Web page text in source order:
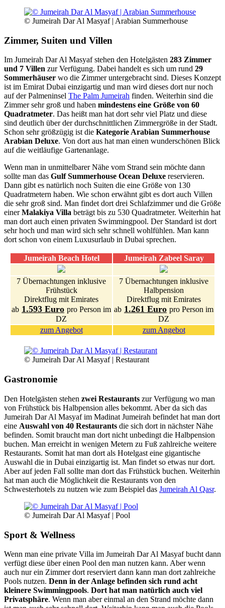
© Jumeirah Dar Al Masyaf | Arabian Summerhouse
Zimmer, Suiten und Villen
Im Jumeirah Dar Al Masyaf stehen den Hotelgästen 283 Zimmer
und 7 Villen zur Verfügung. Dabei handelt es sich um rund 29
Sommerhäuser wo die Zimmer untergebracht sind. Dieses Konzept
ist im Emirat Dubai einzigartig und man wird dieses dort nur noch
auf der Palmeninsel The Palm Jumeirah finden. Weiterhin sind die
Zimmer sehr groß und haben mindestens eine Größe von 60
Quadratmeter. Das heißt man hat dort sehr viel Platz und diese
sind deutlich über der durchschnittlichen Zimmergröße in der Stadt.
Schon sehr größzügig ist die Kategorie Arabian Summerhouse
Arabian Deluxe. Von dort aus hat man einen wunderschönen Blick
auf die weitläufige Gartenanlage.
Wenn man in unmittelbarer Nähe vom Strand sein möchte dann
sollte man das Gulf Summerhouse Ocean Deluxe reservieren.
Dann gibt es natürlich noch Suiten die eine Größe von 130
Quadratmetern haben. Wie schon erwähnt gibt es dort auch Villen
die sehr groß sind. Man findet dort drei Schlafzimmer und die Größe
einerMalakiya Villa beträgt bis zu 530 Quadratmeter. Weiterhin hat
man dort auch einen privaten Swimmingpool. Der Standard ist dort
sehr hoch und man wird sich sehr schnell wohlfühlen. Man kann
dort schon von einem Luxusurlaub in Dubai sprechen.
Jumeirah Beach Hotel Jumeirah Zabeel Saray
7 Übernachtungen inklusive
Frühstück
Direktflug mit Emirates
ab 1.593 Euro pro Person im
DZ
7 Übernachtungen inklusive
Halbpension
Direktflug mit Emirates
ab 1.261 Euro pro Person im
DZ
zum Angebot
zum Angebot
© Jumeirah Dar Al Masyaf | Restaurant
Gastronomie
Den Hotelgästen stehen zwei Restaurants zur Verfügung wo man
von Frühstück bis Halbpension alles bekommt. Aber da sich das
Jumeirah Dar Al Masyaf im Madinat Jumeirah befindet hat man dort
eine Auswahl von 40 Restaurants die sich dort in nächster Nähe
befinden. Somit braucht man dort nicht unbedingt die Halbpension
buchen. Man erreicht in wenigen Metern zu Fuß zahlreiche weitere
Restaurants. Somit hat man dort als Hotelgast eine gigantische
Auswahl die in Dubai einzigartig ist. Man findet so etwas nur dort.
Aber auf jeden Fall sollte man dort das Frühstück buchen. Weiterhin
hat man auch die Möglichkeit die Restaurants von den
Schwesterhotels zu nutzen wie zum Beispiel das Jumeirah Al Qasr.
© Jumeirah Dar Al Masyaf | Pool
Sport & Wellness
Wenn man eine private Villa im Jumeirah Dar Al Masyaf bucht dann
verfügt diese über einen Pool den man nutzen kann. Aber wenn
auch nur ein Zimmer dort reserviert dann kann man dort zahlreiche
Pools nutzen. Denn in der Anlage befinden sich rund acht
kleinere Swimmingpools. Dort hat man natürlich auch viel
Privatsphäre. Wenn man aber einmal an den Strand möchte dann